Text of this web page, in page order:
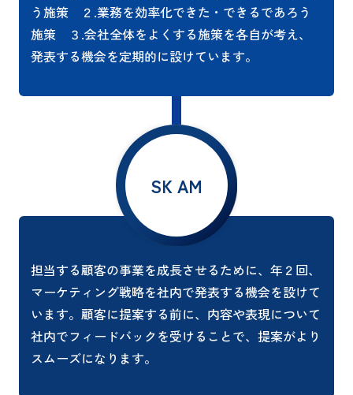
う施策 ２.業務を効率化できた・できるであろう
施策 ３.会社全体をよくする施策を各自が考え、
発表する機会を定期的に設けています。
SK AM
担当する顧客の事業を成長させるために、年２回、
マーケティング戦略を社内で発表する機会を設けて
います。顧客に提案する前に、内容や表現について
社内でフィードバックを受けることで、提案がより
スムーズになります。